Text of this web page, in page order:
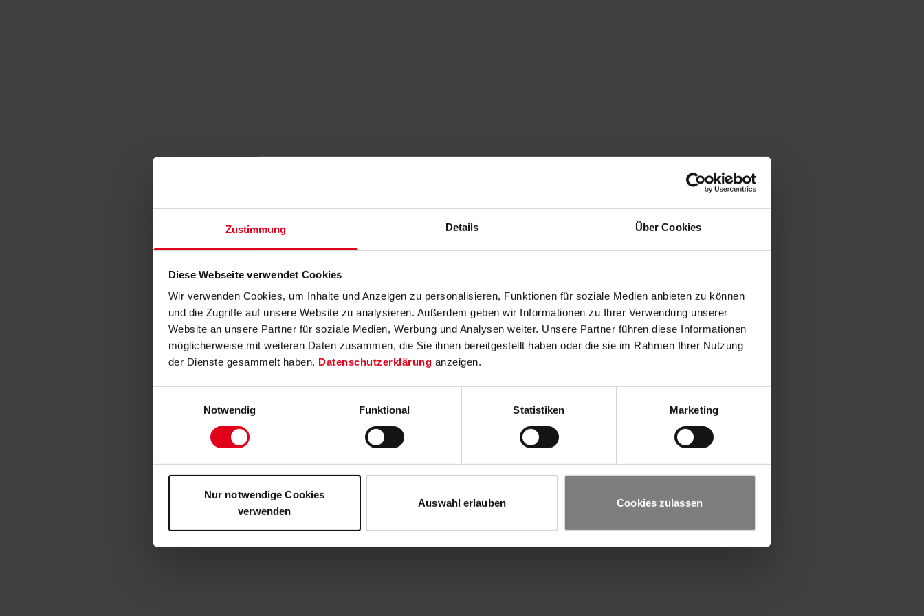
Zustimmung Details Über Cookies
Diese Webseite verwendet Cookies
Wir verwenden Cookies, um Inhalte und Anzeigen zu personalisieren, Funktionen für soziale Medien anbieten zu können
und die Zugriffe auf unsere Website zu analysieren. Außerdem geben wir Informationen zu Ihrer Verwendung unserer
Website an unsere Partner für soziale Medien, Werbung und Analysen weiter. Unsere Partner führen diese Informationen
möglicherweise mit weiteren Daten zusammen, die Sie ihnen bereitgestellt haben oder die sie im Rahmen Ihrer Nutzung
der Dienste gesammelt haben. Datenschutzerklärung anzeigen.
Notwendig
Funktional Statistiken Marketing
Nur notwendige Cookies
verwenden
Auswahl erlauben Cookies zulassen